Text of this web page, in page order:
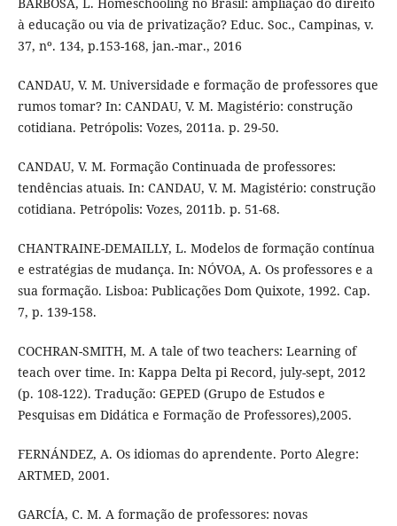
à educação ou via de privatização? Educ. Soc., Campinas, v.
37, nº. 134, p.153-168, jan.-mar., 2016
CANDAU, V. M. Universidade e formação de professores que
rumos tomar? In: CANDAU, V. M. Magistério: construção
cotidiana. Petrópolis: Vozes, 2011a. p. 29-50.
CANDAU, V. M. Formação Continuada de professores:
tendências atuais. In: CANDAU, V. M. Magistério: construção
cotidiana. Petrópolis: Vozes, 2011b. p. 51-68.
CHANTRAINE-DEMAILLY, L. Modelos de formação contínua
e estratégias de mudança. In: NÓVOA, A. Os professores e a
sua formação. Lisboa: Publicações Dom Quixote, 1992. Cap.
7, p. 139-158.
COCHRAN-SMITH, M. A tale of two teachers: Learning of
teach over time. In: Kappa Delta pi Record, july-sept, 2012
(p. 108-122). Tradução: GEPED (Grupo de Estudos e
Pesquisas em Didática e Formação de Professores),2005.
FERNÁNDEZ, A. Os idiomas do aprendente. Porto Alegre:
ARTMED, 2001.
GARCÍA, C. M. A formação de professores: novas